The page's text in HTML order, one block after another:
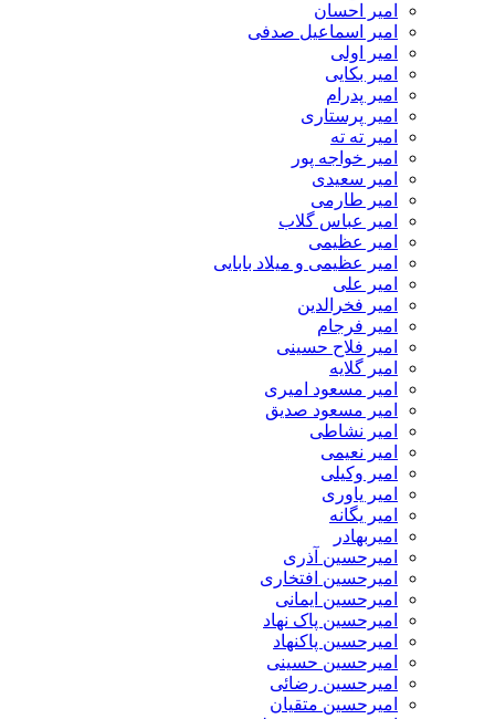
امیر احسان
امیر اسماعیل صدفی
امیر اولی
امیر بکایی
امیر پدرام
امیر پرستاری
امیر ته ته
امیر خواجه پور
امیر سعیدی
امیر طارمی
امیر عباس گلاب
امیر عظیمی
امیر عظیمی و میلاد بابایی
امیر علی
امیر فخرالدین
امیر فرجام
امیر فلاح حسینی
امیر گلایه
امیر مسعود امیری
امیر مسعود صدیق
امیر نشاطی
امیر نعیمی
امیر وکیلی
امیر یاوری
امیر یگانه
امیربهادر
امیرحسین آذری
امیرحسین افتخاری
امیرحسین ایمانی
امیرحسین پاک نهاد
امیرحسین پاکنهاد
امیرحسین حسینی
امیرحسین رضائی
امیرحسین متقیان